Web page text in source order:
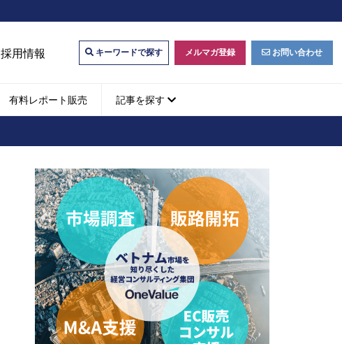
採用情報 キーワードで探す メルマガ登録 お問い合わせ
有料レポート販売 記事を探す
現地パートナー探索
デジタルマーケティング・
web広告
M&A動向
ベトナム企業買収・出資